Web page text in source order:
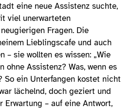
eine neue Assistenz suchte,
viel unerwarteten
Fragen. Die
Lieblingscafe und auch
– sie wollten es wissen: „Wie
ohne Assistenz? Was, wenn es
So ein Unterfangen kostet nicht
lächelnd, doch geziert und
Erwartung – auf eine Antwort,